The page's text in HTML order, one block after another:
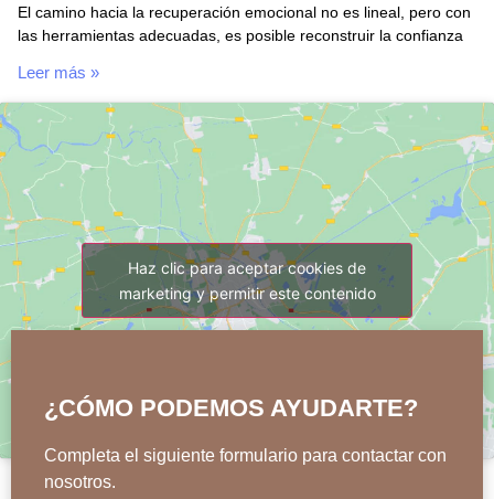
El camino hacia la recuperación emocional no es lineal, pero con
las herramientas adecuadas, es posible reconstruir la confianza
Leer más »
Haz clic para aceptar cookies de
marketing y permitir este contenido
¿CÓMO PODEMOS AYUDARTE?
Completa el siguiente formulario para contactar con
nosotros.